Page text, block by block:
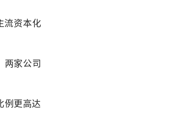
流资本化
两家公司
例更高达